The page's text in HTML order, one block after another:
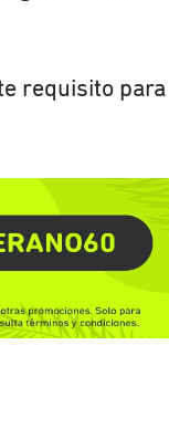
requisito para